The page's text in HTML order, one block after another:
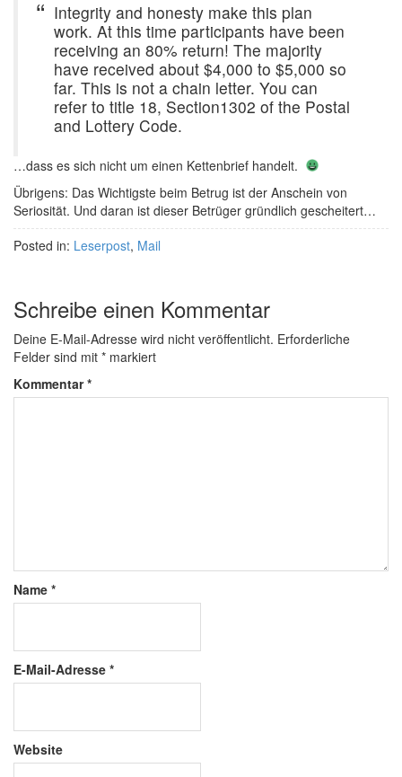
Integrity and honesty make this plan
work. At this time participants have been
receiving an 80% return! The majority
have received about $4,000 to $5,000 so
far. This is not a chain letter. You can
refer to title 18, Section1302 of the Postal
and Lottery Code.
…dass es sich nicht um einen Kettenbrief handelt.
Übrigens: Das Wichtigste beim Betrug ist der Anschein von
Seriosität. Und daran ist dieser Betrüger gründlich gescheitert…
Posted in: Leserpost, Mail
Schreibe einen Kommentar
Deine E-Mail-Adresse wird nicht veröffentlicht. Erforderliche
Felder sind mit * markiert
Kommentar*
Name *
E-Mail-Adresse *
Website